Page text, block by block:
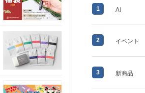
1 AI
2 イベント
3 新商品